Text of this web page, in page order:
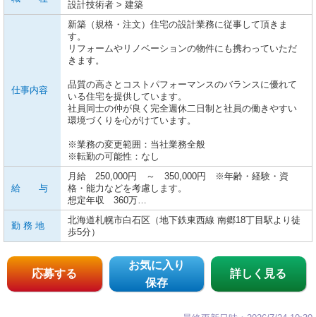
設計技術者 > 建築
仕事内容
新築（規格・注文）住宅の設計業務に従事して頂きま
す。
リフォームやリノベーションの物件にも携わっていただ
きます。
品質の高さとコストパフォーマンスのバランスに優れて
いる住宅を提供しています。
社員同士の仲が良く完全週休二日制と社員の働きやすい
環境づくりを心がけています。
※業務の変更範囲：当社業務全般
※転勤の可能性：なし
給 与
月給 250,000円 ～ 350,000円 ※年齢・経験・資
格・能力などを考慮します。
想定年収 360万…
勤 務 地
北海道札幌市白石区（地下鉄東西線 南郷18丁目駅より徒
歩5分）
応募する
お気に入り
保存
詳しく見る